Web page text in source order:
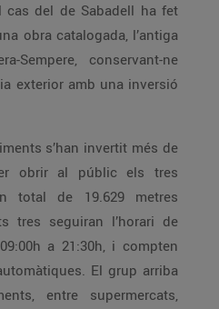
cas del de Sabadell ha fet
obra catalogada, l’antiga
Sempere, conservant-ne
exterior amb una inversió
s’han invertit més de
obrir al públic els tres
total de 19.629 metres
tres seguiran l’horari de
a 21:30h, i compten
El grup arriba
entre supermercats,